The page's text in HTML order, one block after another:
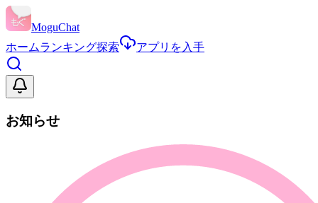
MoguChat
ホームランキング探索 アプリを入手
お知らせ